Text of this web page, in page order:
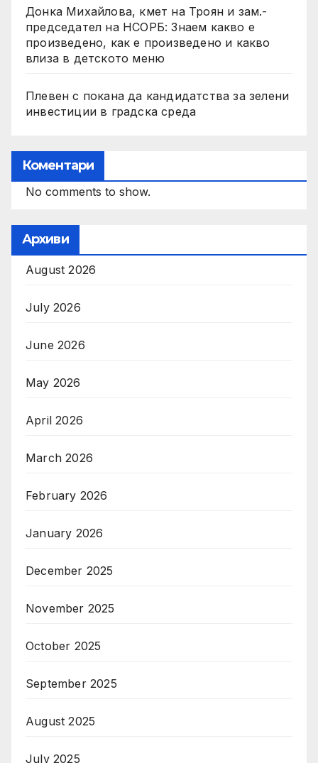
Донка Михайлова, кмет на Троян и зам.-
председател на НСОРБ: Знаем какво е
произведено, как е произведено и какво
влиза в детското меню
Плевен с покана да кандидатства за зелени
инвестиции в градска среда
Коментари
No comments to show.
Архиви
August 2026
July 2026
June 2026
May 2026
April 2026
March 2026
February 2026
January 2026
December 2025
November 2025
October 2025
September 2025
August 2025
July 2025